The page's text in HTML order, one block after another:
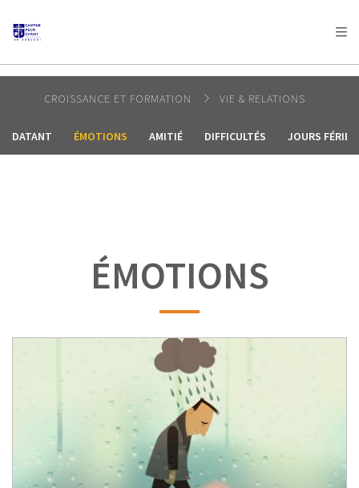
AFRICA
AMERICA / CARIBBEAN
OCEANIA
CROISSANCE ET FORMATION VIE & RELATIONS
DATANT ÉMOTIONS AMITIÉ DIFFICULTÉS JOURS FÉRIÉS
ÉMOTIONS